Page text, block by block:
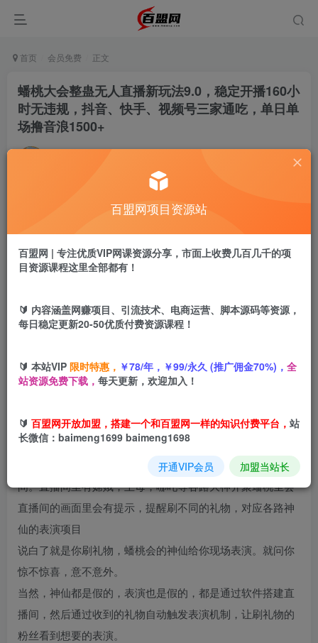
首页 会员免费 正文
蟠桃大会整蛊无人直播新玩法9.0，稳定开播160小
时无违规，抖音、快手、视频号三家通吃，单日单
场撸音浪1500+
admin 私信
此内容为付费阅读，请付费后查看
9.9
黄金会员免费 超级会员 免费
立即购买
项目介绍
这个项目的逻辑就是搭建一个类似于天宫蟠桃大会的直播
间。直播间里有嫦娥，王母，哪吒等各路大神齐聚蟠桃圣会
直播间的画面里会有提示，提醒刷不同的礼物，对应各路神
仙的表演项目
说白了就是你刷礼物，蟠桃会的神仙给你现场表演。就问你
惊不惊喜，意不意外。
当然，神仙都是假的，表演也是假的，都是通过软件搭建直
播间，然后通过收到的礼物自动触发表演机制，让刷礼物的
粉丝看到想要的表演。
百盟网项目资源站
百盟网 | 专注优质VIP网课资源分享，市面上收费几百几千的项
目资源课程这里全部都有！
🔰 内容涵盖网赚项目、引流技术、电商运营、脚本源码等资源，
每日稳定更新20-50优质付费资源课程！
🔰 本站VIP 限时特惠， ￥78/年，￥99/永久 (推广佣金70%)， 全
站资源免费下载， 每天更新，欢迎加入！
🔰 百盟网开放加盟，搭建一个和百盟网一样的知识付费平台， 站
长微信：baimeng1699 baimeng1698
开通VIP会员 加盟当站长